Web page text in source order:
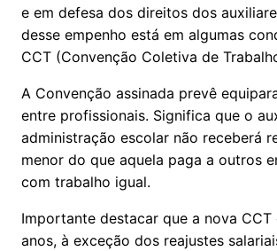
e em defesa dos direitos dos
desse empenho está em algumas
CCT (Convenção Coletiva de
A Convenção assinada prevê
entre profissionais. Significa que o
administração escolar não receberá
menor do que aquela paga a outros
com trabalho igual.
Importante destacar que a nova
anos, à exceção dos reajustes